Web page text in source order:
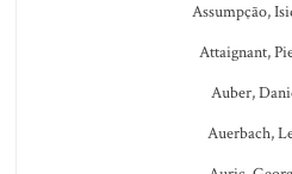
Assumpção,
Attaignant,
Auber,
Auerbach,